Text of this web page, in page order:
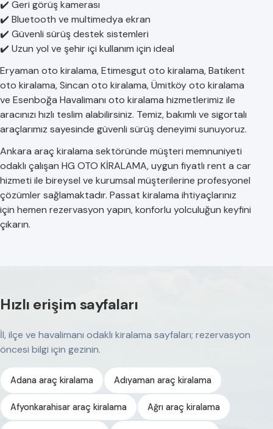
✔️ Geri görüş kamerası
✔️ Bluetooth ve multimedya ekran
✔️ Güvenli sürüş destek sistemleri
✔️ Uzun yol ve şehir içi kullanım için ideal
Eryaman oto kiralama, Etimesgut oto kiralama, Batıkent
oto kiralama, Sincan oto kiralama, Ümitköy oto kiralama
ve Esenboğa Havalimanı oto kiralama hizmetlerimiz ile
aracınızı hızlı teslim alabilirsiniz. Temiz, bakımlı ve sigortalı
araçlarımız sayesinde güvenli sürüş deneyimi sunuyoruz.
Ankara araç kiralama sektöründe müşteri memnuniyeti
odaklı çalışan HG OTO KİRALAMA, uygun fiyatlı rent a car
hizmeti ile bireysel ve kurumsal müşterilerine profesyonel
çözümler sağlamaktadır. Passat kiralama ihtiyaçlarınız
için hemen rezervasyon yapın, konforlu yolculuğun keyfini
çıkarın.
Hızlı erişim sayfaları
İl, ilçe ve havalimanı odaklı kiralama sayfaları; rezervasyon
öncesi bilgi için gezinin.
Adana araç kiralama Adıyaman araç kiralama
Afyonkarahisar araç kiralama Ağrı araç kiralama